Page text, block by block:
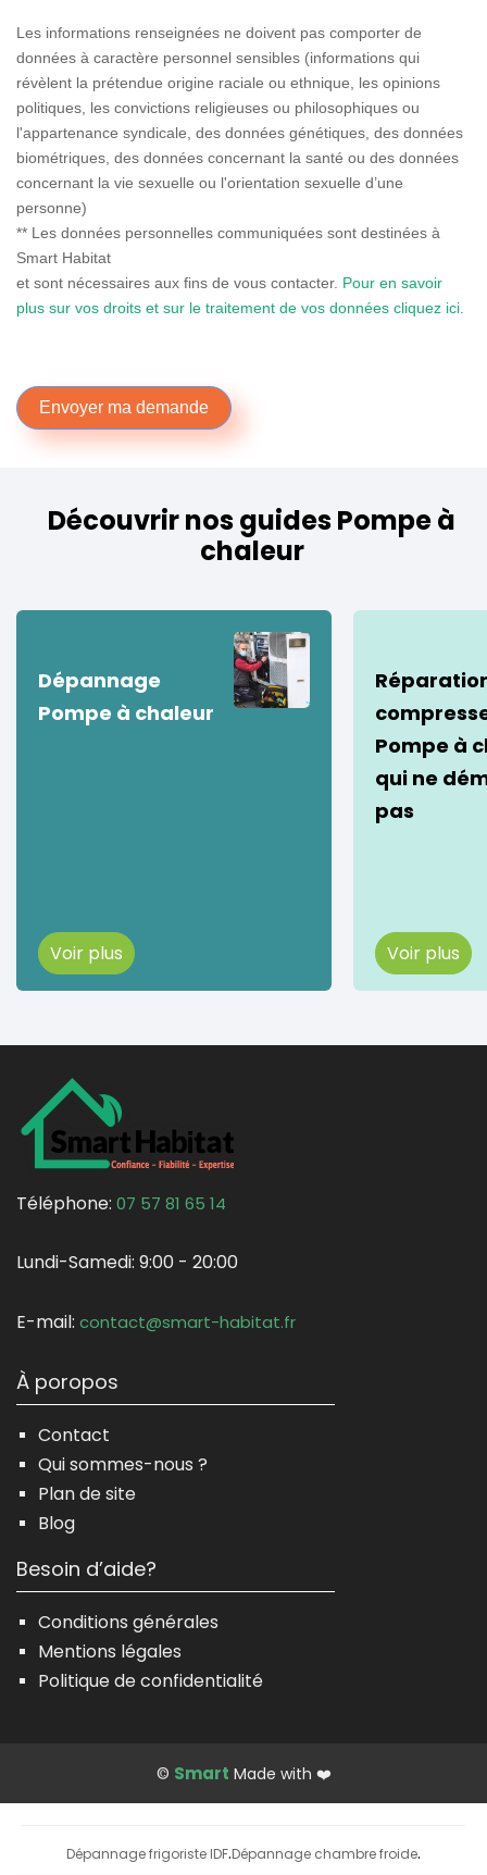
Les informations renseignées ne doivent pas comporter de
données à caractère personnel sensibles (informations qui
révèlent la prétendue origine raciale ou ethnique, les opinions
politiques, les convictions religieuses ou philosophiques ou
l'appartenance syndicale, des données génétiques, des données
biométriques, des données concernant la santé ou des données
concernant la vie sexuelle ou l'orientation sexuelle d’une
personne)
** Les données personnelles communiquées sont destinées à
Smart Habitat
et sont nécessaires aux fins de vous contacter. Pour en savoir
plus sur vos droits et sur le traitement de vos données cliquez ici.
Envoyer ma demande
Découvrir nos guides Pompe à
chaleur
Dépannage
Pompe à chaleur
Voir plus
Pompe à
qui ne
pas
Voir plus
Téléphone: 07 57 81 65 14
Lundi-Samedi: 9:00 - 20:00
E-mail: contact@smart-habitat.fr
À poropos
Contact
Qui sommes-nous ?
Plan de site
Blog
Besoin d’aide?
Conditions générales
Mentions légales
Politique de confidentialité
© Smart Made with ❤️
Dépannage frigoriste IDF·Dépannage chambre froide·